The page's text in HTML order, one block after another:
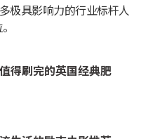
极具影响力的行业标杆人
得刷完的英国经典肥